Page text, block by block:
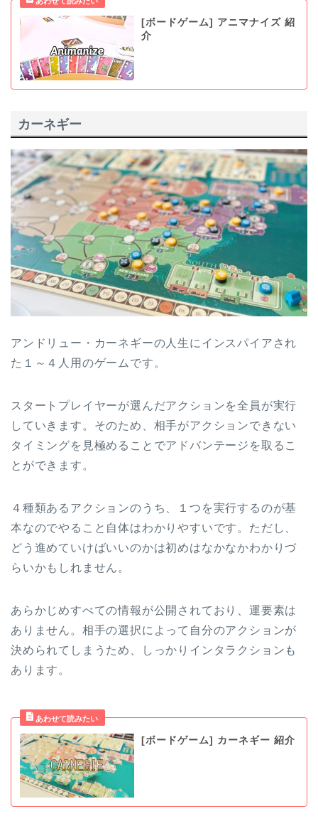
[ボードゲーム] アニマナイズ 紹
介
カーネギー
アンドリュー・カーネギーの人生にインスパイアされ
た１～４人用のゲームです。
スタートプレイヤーが選んだアクションを全員が実行
していきます。そのため、相手がアクションできない
タイミングを見極めることでアドバンテージを取るこ
とができます。
４種類あるアクションのうち、１つを実行するのが基
本なのでやること自体はわかりやすいです。ただし、
どう進めていけばいいのかは初めはなかなかわかりづ
らいかもしれません。
あらかじめすべての情報が公開されており、運要素は
ありません。相手の選択によって自分のアクションが
決められてしまうため、しっかりインタラクションも
あります。
[ボードゲーム] カーネギー 紹介